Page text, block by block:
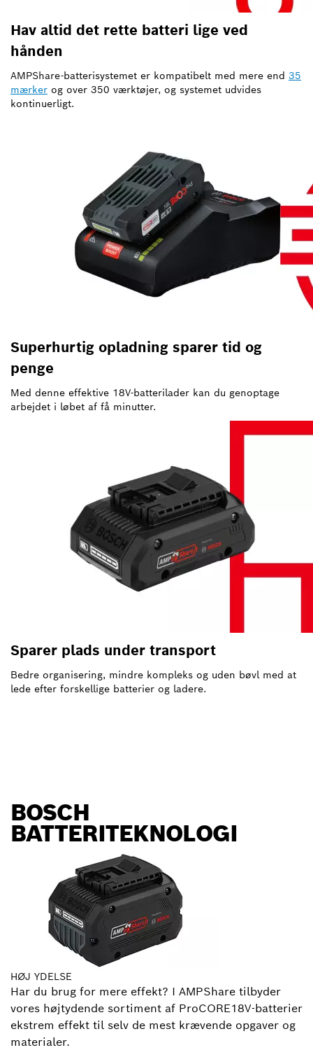
Hav altid det rette batteri lige ved
hånden
AMPShare-batterisystemet er kompatibelt med mere end 35
mærker og over 350 værktøjer, og systemet udvides
kontinuerligt.
Superhurtig opladning sparer tid og
penge
Med denne effektive 18V-batterilader kan du genoptage
arbejdet i løbet af få minutter.
Sparer plads under transport
Bedre organisering, mindre kompleks og uden bøvl med at
lede efter forskellige batterier og ladere.
BOSCH
BATTERITEKNOLOGI
HØJ YDELSE
Har du brug for mere effekt? I AMPShare tilbyder
vores højtydende sortiment af ProCORE18V-batterier
ekstrem effekt til selv de mest krævende opgaver og
materialer.